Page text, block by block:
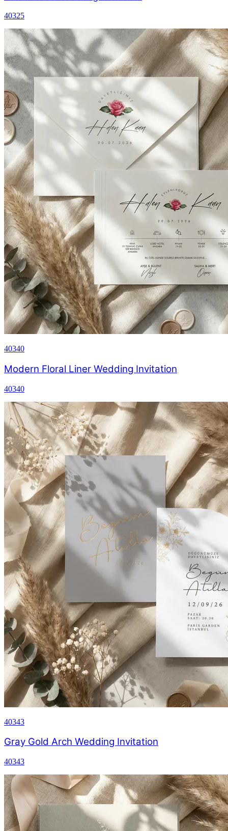
40325
40340
Modern Floral Liner Wedding Invitation
40340
40343
Gray Gold Arch Wedding Invitation
40343